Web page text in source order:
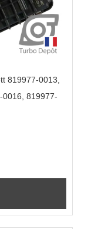
819977-0013,
819977-